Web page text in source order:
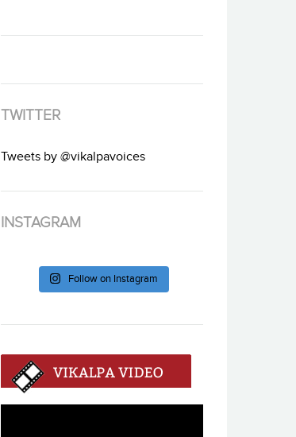
TWITTER
Tweets by @vikalpavoices
INSTAGRAM
Follow on Instagram